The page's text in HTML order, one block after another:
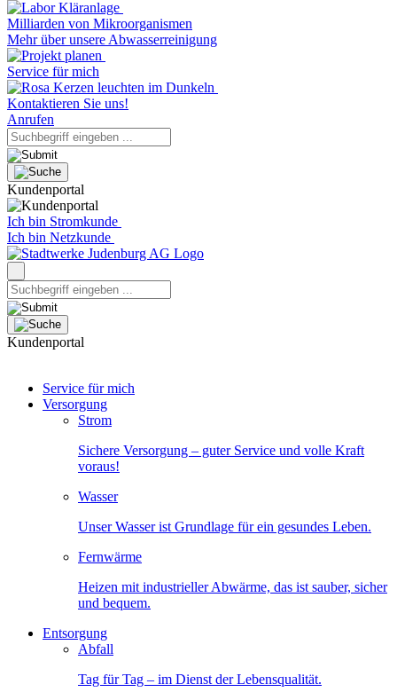
Milliarden von Mikroorganismen
Mehr über unsere Abwasserreinigung
Service für mich
Kontaktieren Sie uns!
Anrufen
Kundenportal
Ich bin Stromkunde
Ich bin Netzkunde
Kundenportal
Service für mich
Versorgung
Strom
Sichere Versorgung – guter Service und volle Kraft
voraus!
Wasser
Unser Wasser ist Grundlage für ein gesundes Leben.
Fernwärme
Heizen mit industrieller Abwärme, das ist sauber, sicher
und bequem.
Entsorgung
Abfall
Tag für Tag – im Dienst der Lebensqualität.